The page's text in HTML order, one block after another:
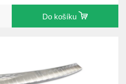
Do košíku